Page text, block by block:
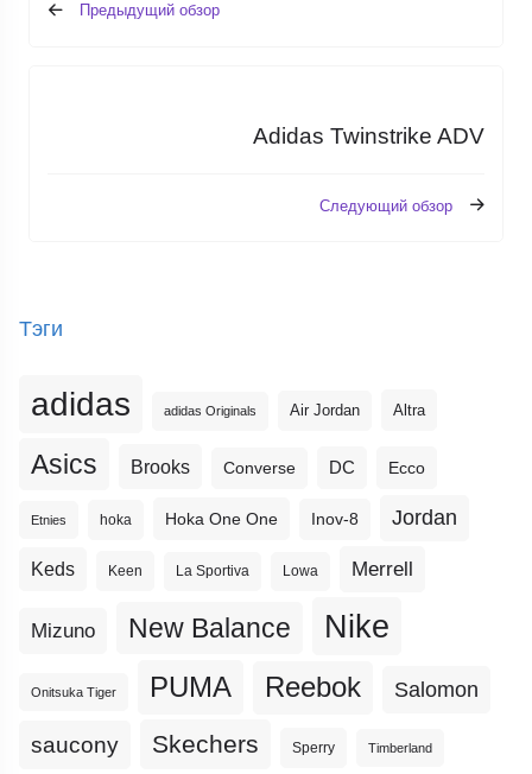
Предыдущий обзор
Adidas Twinstrike ADV
Следующий обзор
Тэги
adidas adidas Originals Air Jordan Altra
Asics Brooks Converse DC Ecco
Etnies hoka Hoka One One Inov-8 Jordan
Keds Keen La Sportiva Lowa Merrell
Mizuno New Balance Nike
Onitsuka Tiger PUMA Reebok Salomon
saucony Skechers Sperry Timberland